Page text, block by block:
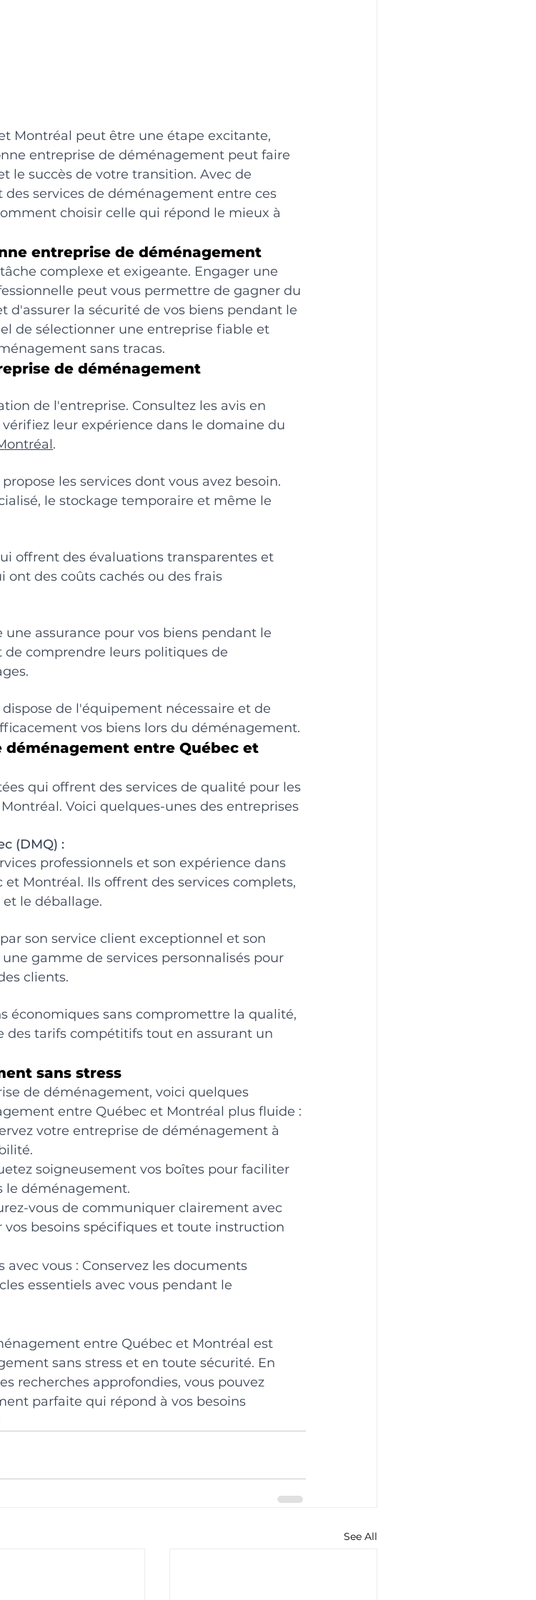
Montréal peut être une étape excitante,
entreprise de déménagement peut faire
le succès de votre transition. Avec de
services de déménagement entre ces
choisir celle qui répond le mieux à
entreprise de déménagement
complexe et exigeante. Engager une
peut vous permettre de gagner du
d'assurer la sécurité de vos biens pendant le
de sélectionner une entreprise fiable et
sans tracas.
de déménagement
de l'entreprise. Consultez les avis en
leur expérience dans le domaine du
.
les services dont vous avez besoin.
le stockage temporaire et même le
offrent des évaluations transparentes et
ont des coûts cachés ou des frais
assurance pour vos biens pendant le
comprendre leurs politiques de
de l'équipement nécessaire et de
vos biens lors du déménagement.
déménagement entre Québec et
qui offrent des services de qualité pour les
Voici quelques-unes des entreprises
(DMQ) :
professionnels et son expérience dans
Montréal. Ils offrent des services complets,
le déballage.
son service client exceptionnel et son
gamme de services personnalisés pour
clients.
économiques sans compromettre la qualité,
tarifs compétitifs tout en assurant un
sans stress
de déménagement, voici quelques
entre Québec et Montréal plus fluide :
votre entreprise de déménagement à
soigneusement vos boîtes pour faciliter
le déménagement.
vous de communiquer clairement avec
besoins spécifiques et toute instruction
vous : Conservez les documents
essentiels avec vous pendant le
entre Québec et Montréal est
sans stress et en toute sécurité. En
recherches approfondies, vous pouvez
parfaite qui répond à vos besoins
See All